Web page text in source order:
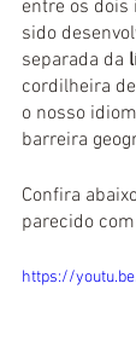
entre os dois
sido
separada da
cordilheira
o nosso
barreira
Confira
parecido
https://